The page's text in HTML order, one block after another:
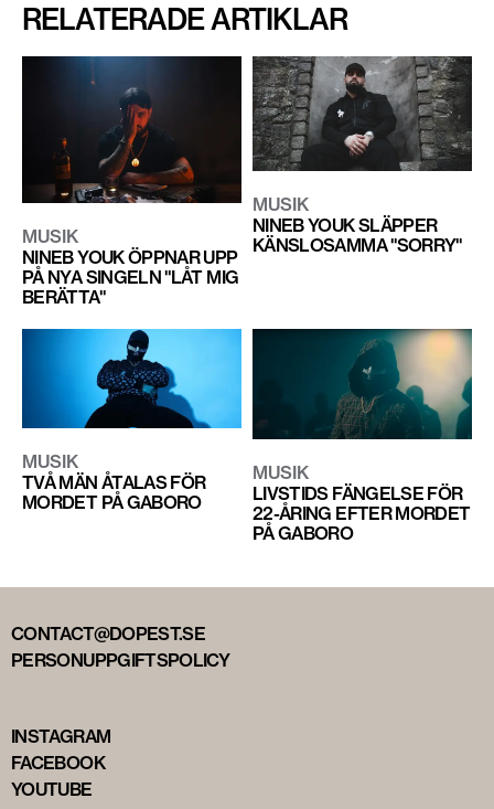
RELATERADE ARTIKLAR
MUSIK
NINEB YOUK ÖPPNAR UPP
PÅ NYA SINGELN "LÅT MIG
BERÄTTA"
MUSIK
NINEB YOUK SLÄPPER
KÄNSLOSAMMA "SORRY"
MUSIK
TVÅ MÄN ÅTALAS FÖR
MORDET PÅ GABORO
MUSIK
LIVSTIDS FÄNGELSE FÖR
22-ÅRING EFTER MORDET
PÅ GABORO
CONTACT@DOPEST.SE
PERSONUPPGIFTSPOLICY
INSTAGRAM
FACEBOOK
YOUTUBE